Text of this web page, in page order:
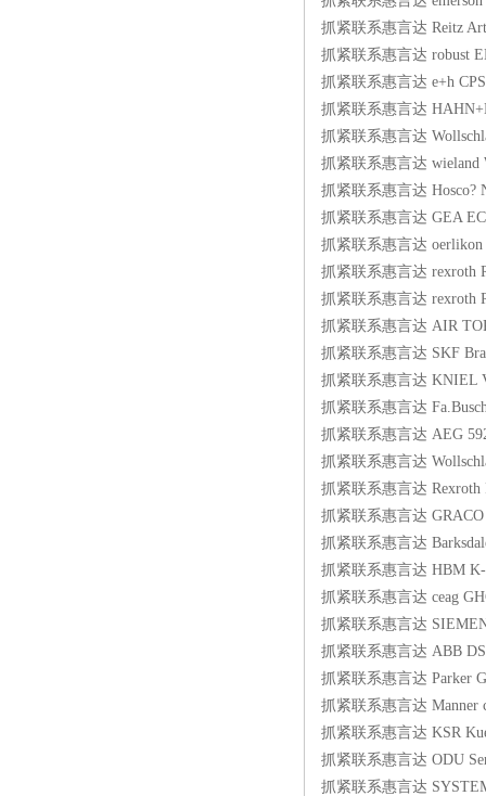
抓紧联系惠言达 Reitz
抓紧联系惠言达 robust
抓紧联系惠言达 e+h
抓紧联系惠言达
抓紧联系惠言达
抓紧联系惠言达 wieland
抓紧联系惠言达 Hosco?
抓紧联系惠言达 GEA
抓紧联系惠言达
抓紧联系惠言达 rexroth
抓紧联系惠言达 rexroth
抓紧联系惠言达 AIR
抓紧联系惠言达 SKF
抓紧联系惠言达 KNIEL
抓紧联系惠言达
抓紧联系惠言达 AEG
抓紧联系惠言达
抓紧联系惠言达 Rexroth
抓紧联系惠言达 GRACO
抓紧联系惠言达
抓紧联系惠言达 HBM
抓紧联系惠言达 ceag
抓紧联系惠言达
抓紧联系惠言达 ABB
抓紧联系惠言达 Parker
抓紧联系惠言达 Manner
抓紧联系惠言达 KSR
抓紧联系惠言达 ODU
抓紧联系惠言达